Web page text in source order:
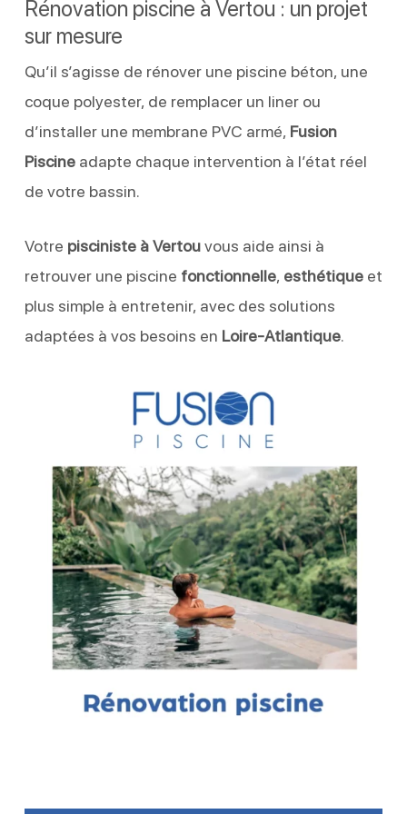
Rénovation piscine à Vertou : un projet
sur mesure
Qu’il s’agisse de rénover une piscine béton, une
coque polyester, de remplacer un liner ou
d’installer une membrane PVC armé, Fusion
Piscineadapte chaque intervention à l’état réel
de votre bassin.
Votre pisciniste à Vertouvous aide ainsi à
retrouver une piscine fonctionnelle, esthétiqueet
plus simple à entretenir, avec des solutions
adaptées à vos besoins en Loire-Atlantique.